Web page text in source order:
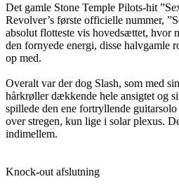
Det gamle Stone Temple Pilots-hit
Revolver’s første officielle nummer,
absolut flotteste vis hovedsættet, hvor
den fornyede energi, disse halvgamle
op med.
Overalt var der dog Slash, som med
hårkrøller dækkende hele ansigtet og
spillede den ene fortryllende
over stregen, kun lige i solar plexus.
indimellem.
Knock-out afslutning